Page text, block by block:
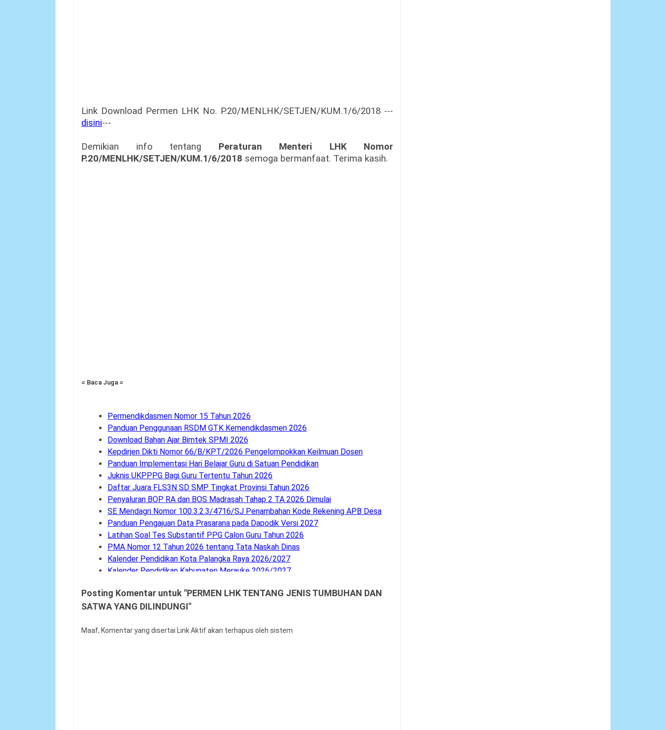
Link Download Permen LHK No. P.20/MENLHK/SETJEN/KUM.1/6/2018 ---
disini---
Demikian info tentang Peraturan Menteri LHK Nomor
P.20/MENLHK/SETJEN/KUM.1/6/2018 semoga bermanfaat. Terima kasih.
= Baca Juga =
Permendikdasmen Nomor 15 Tahun 2026
Panduan Penggunaan RSDM GTK Kemendikdasmen 2026
Download Bahan Ajar Bimtek SPMI 2026
Kepdirjen Dikti Nomor 66/B/KPT/2026 Pengelompokkan Keilmuan Dosen
Panduan Implementasi Hari Belajar Guru di Satuan Pendidikan
Juknis UKPPPG Bagi Guru Tertentu Tahun 2026
Daftar Juara FLS3N SD SMP Tingkat Provinsi Tahun 2026
Penyaluran BOP RA dan BOS Madrasah Tahap 2 TA 2026 Dimulai
SE Mendagri Nomor 100.3.2.3/4716/SJ Penambahan Kode Rekening APB Desa
Panduan Pengajuan Data Prasarana pada Dapodik Versi 2027
Latihan Soal Tes Substantif PPG Calon Guru Tahun 2026
PMA Nomor 12 Tahun 2026 tentang Tata Naskah Dinas
Kalender Pendidikan Kota Palangka Raya 2026/2027
Kalender Pendidikan Kabupaten Merauke 2026/2027
Buku Saku Pendampingan Implementasi KBC untuk Pengawas Madrasah
KMA Nomor 737 Tahun 2026 Linearitas Guru Madrasah
Level Kognitif Pada Penyusunan Soal
Posting Komentar untuk "PERMEN LHK TENTANG JENIS TUMBUHAN DAN
SATWA YANG DILINDUNGI"
Maaf, Komentar yang disertai Link Aktif akan terhapus oleh sistem